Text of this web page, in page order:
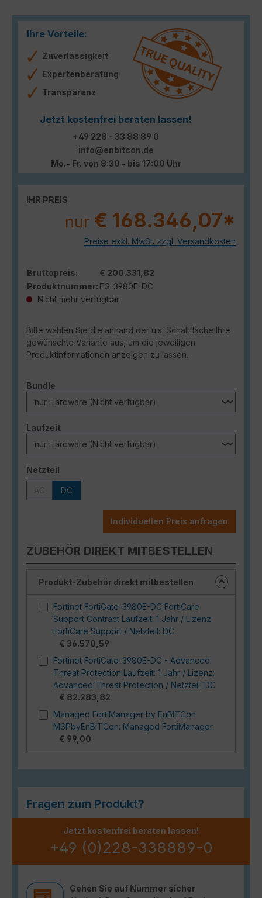
Ihre Vorteile:
Zuverlässigkeit
Expertenberatung
Transparenz
Jetzt kostenfrei beraten lassen!
+49 228 - 33 88 89 0
info@enbitcon.de
Mo.- Fr. von 8:30 - bis 17:00 Uhr
IHR PREIS
nur € 168.346,07*
Preise exkl. MwSt. zzgl. Versandkosten
Bruttopreis:
€ 200.331,82
Produktnummer: FG-3980E-DC
Nicht mehr verfügbar
Bitte wählen Sie die anhand der u.s. Schaltfläche Ihre
gewünschte Variante aus, um die jeweiligen
Produktinformationen anzeigen zu lassen.
Bundle
Laufzeitauswählen
Netzteil
DC
Individuellen Preis anfragen
ZUBEHÖR DIREKT MITBESTELLEN
Produkt-Zubehör direkt mitbestellen
Fortinet FortiGate-3980E-DC FortiCare
Support Contract Laufzeit: 1 Jahr / Lizenz:
FortiCare Support / Netzteil: DC
€ 36.570,59
Fortinet FortiGate-3980E-DC - Advanced
Threat Protection Laufzeit: 1 Jahr / Lizenz:
Advanced Threat Protection / Netzteil: DC
€ 82.283,82
Managed FortiManager by EnBITCon
MSPbyEnBITCon: Managed FortiManager
€ 99,00
Fragen zum Produkt?
Jetzt kostenfrei beraten lassen!
+49 (0)228-338889-0
Gehen Sie auf Nummer sicher